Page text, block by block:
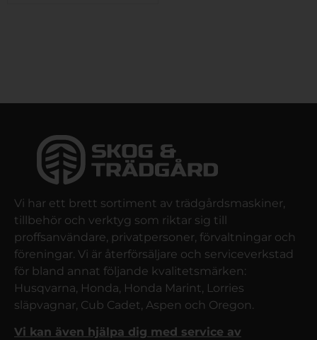
Vi har ett brett sortiment av trädgårdsmaskiner,
tillbehör och verktyg som riktar sig till
proffsanvändare, privatpersoner, förvaltningar och
föreningar. Vi är återförsäljare och serviceverkstad
för bland annat följande kvalitetsmärken:
Husqvarna, Honda, Honda Marint, Lorries
släpvagnar, Cub Cadet, Aspen och Oregon.
Vi kan även hjälpa dig med service av